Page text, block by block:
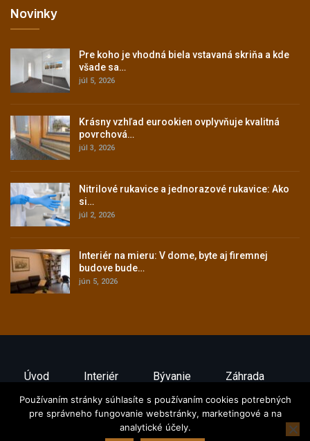
Novinky
Pre koho je vhodná biela vstavaná skriňa a kde
všade sa…
júl 5, 2026
Krásny vzhľad eurookien ovplyvňuje kvalitná
povrchová…
júl 3, 2026
Nitrilové rukavice a jednorazové rukavice: Ako
si…
júl 2, 2026
Interiér na mieru: V dome, byte aj firemnej
budove bude…
jún 5, 2026
Úvod Interiér Bývanie
Záhrada
Ako Ušetriť
Stavebníctvo Exteriér
© 2026 - Baumagazin.sk. All Rights Reserved.
Používaním stránky súhlasíte s používaním cookies potrebných
pre správneho fungovanie webstránky, marketingové a na
analytické účely.